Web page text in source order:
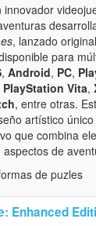
innovador
, lanzado
para
,Android, PC,
PlayStation Vita,
, entre otras.
artístico
que combina
de
de puzles
Enhanced